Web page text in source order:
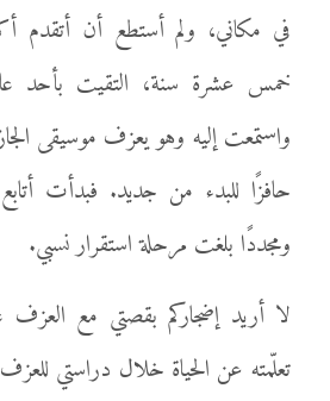
في مكاني، ولم أستطع أن أتقدم
خمس عشرة سنة، التقيت بأحد
واستمعت إليه وهو يعزف موسيقى
حافزًا للبدء من جديد. فبدأت
ومجددًا بلغت مرحلة استقرار نسبي.
لا أريد إضجاركم بقصتي مع العزف
تعلّمته عن الحياة خلال دراستي للعزف